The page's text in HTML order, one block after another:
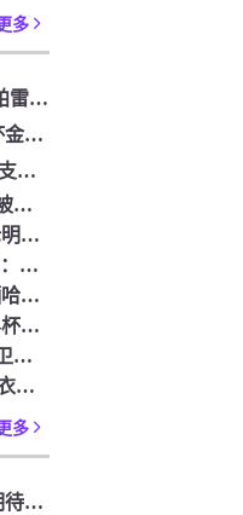
多
[法甲]认同吗？ESPN嘉宾直言：帕雷德斯的行为无法容忍，应
【推荐】大马丁对西蒙赢得世界杯金手套奖的反应
[有趣体育]创造历史，西班牙是首支在北美夺世界杯冠军的欧洲球
[法甲]理查兹谈亚马尔：他丝毫没被塔利亚菲科搞心态，绝对的超
【推荐】冲卫冕！梅西发文：无论明天发生什么，我们已书写无法抹
[体育资讯]赖斯：半场4-0忍不住想：为什么不是踢阿根廷？为
【精彩剪辑】谁的理想型？博主晒哈兰德新娘造型获本人点赞！
【花絮】佛得角门将受邀观看世界杯决赛，还遇到了传奇门将伊基塔
[精彩剪辑]杜兰特现场提问大马丁卫冕的意义，后者：和梅西一起
[球迷报道]F1晒科拉平托穿梅西球衣抵达围场，英国车手林德布
多
【体育头条】黄蜂主帅：里德很期待加入球队 他和怀特成长道路相